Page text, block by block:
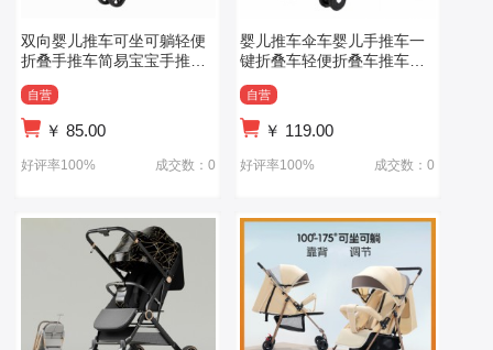
双向婴儿推车可坐可躺轻便
折叠手推车简易宝宝手推车
自营
￥ 85.00
好评率100% 成交数：0
婴儿推车伞车婴儿手推车一
键折叠车轻便折叠车推车可
自营
￥ 119.00
好评率100% 成交数：0